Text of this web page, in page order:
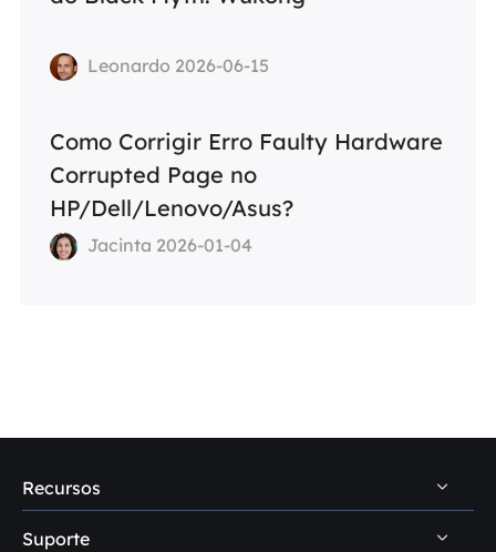
Leonardo 2026-06-15
Como Corrigir Erro Faulty Hardware
Corrupted Page no
HP/Dell/Lenovo/Asus?
Jacinta 2026-01-04
Recursos
Suporte